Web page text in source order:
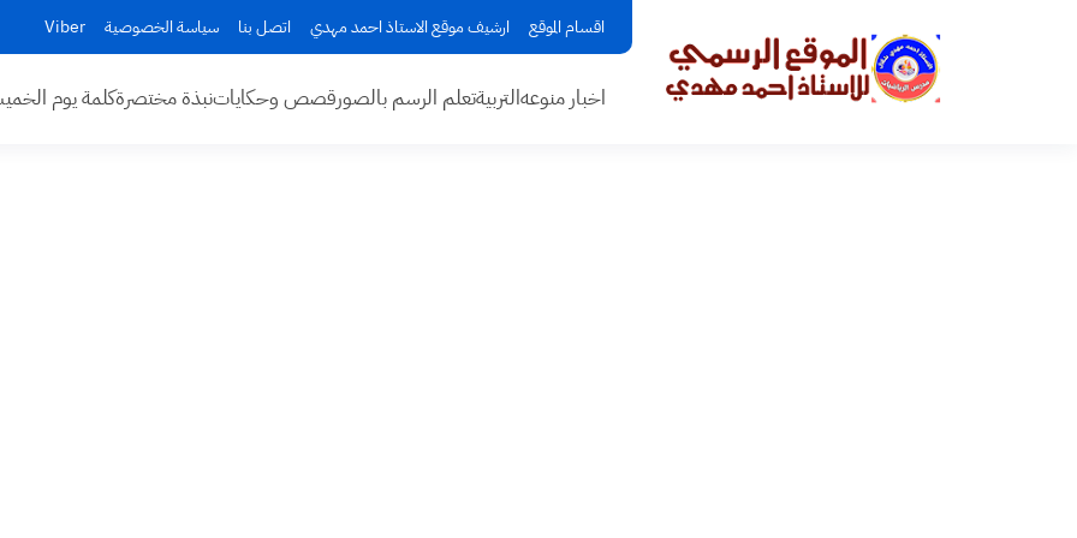
اقسام الموقع ارشيف موقع الاستاذ احمد مهدي اتصل بنا سياسة الخصوصية Viber
اخبار منوعهالتربيةتعلم الرسم بالصورقصص وحكاياتنبذة مختصرةكلمة يوم